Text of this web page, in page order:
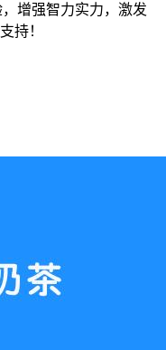
增强智力实力，激发
持！